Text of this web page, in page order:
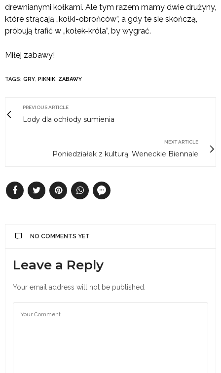
drewnianymi kołkami. Ale tym razem mamy dwie drużyny,
które strącają „kołki-obrońców”, a gdy te się skończą,
próbują trafić w „kołek-króla”, by wygrać.
Miłej zabawy!
TAGS: GRY, PIKNIK, ZABAWY
PREVIOUS ARTICLE
Lody dla ochłody sumienia
NEXT ARTICLE
Poniedziałek z kulturą: Weneckie Biennale
NO COMMENTS YET
Leave a Reply
Your email address will not be published.